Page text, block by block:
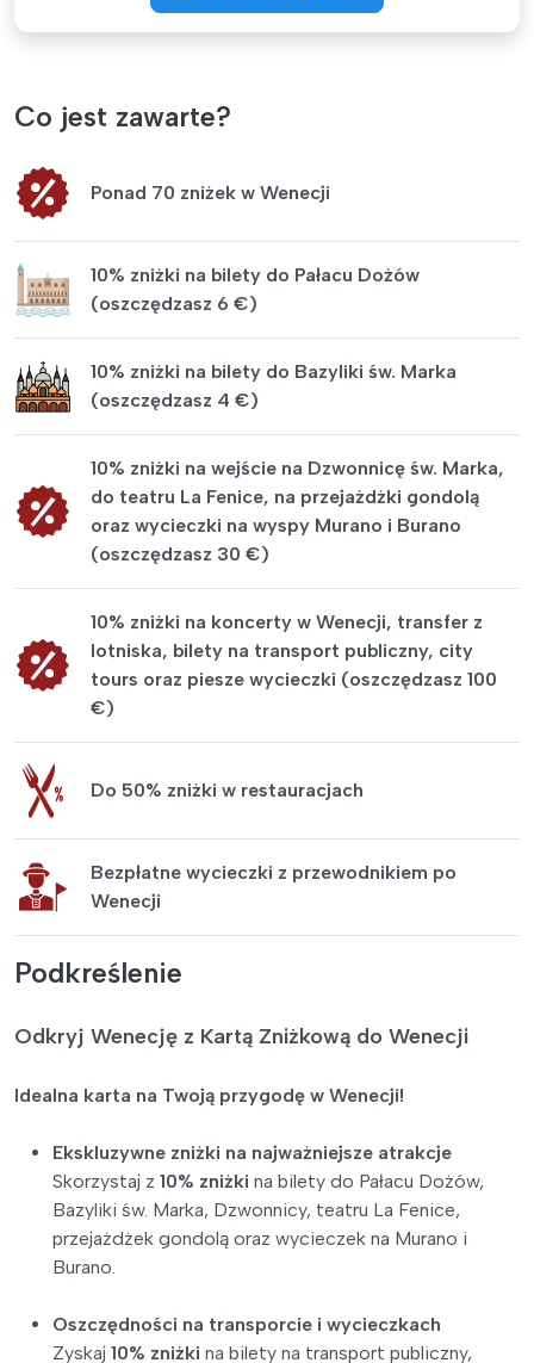
Co jest zawarte?
Ponad 70 zniżek w Wenecji
10% zniżki na bilety do Pałacu Dożów
(oszczędzasz 6 €)
10% zniżki na bilety do Bazyliki św. Marka
(oszczędzasz 4 €)
10% zniżki na wejście na Dzwonnicę św. Marka,
do teatru La Fenice, na przejażdżki gondolą
oraz wycieczki na wyspy Murano i Burano
(oszczędzasz 30 €)
10% zniżki na koncerty w Wenecji, transfer z
lotniska, bilety na transport publiczny, city
tours oraz piesze wycieczki (oszczędzasz 100
€)
Do 50% zniżki w restauracjach
Bezpłatne wycieczki z przewodnikiem po
Wenecji
Podkreślenie
Odkryj Wenecję z Kartą Zniżkową do Wenecji
Idealna karta na Twoją przygodę w Wenecji!
Ekskluzywne zniżki na najważniejsze atrakcje
Skorzystaj z 10% zniżki na bilety do Pałacu Dożów,
Bazyliki św. Marka, Dzwonnicy, teatru La Fenice,
przejażdżek gondolą oraz wycieczek na Murano i
Burano.
Oszczędności na transporcie i wycieczkach
Zyskaj 10% zniżki na bilety na transport publiczny,